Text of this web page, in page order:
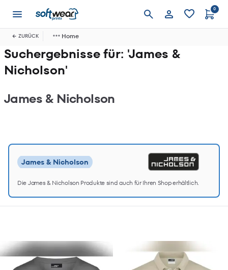
Anmelden
0
ZURÜCK Home
Suchergebnisse für: 'James &
Nicholson'
James & Nicholson
James & Nicholson
Die James & Nicholson Produkte sind auch für Ihren Shop erhältlich.